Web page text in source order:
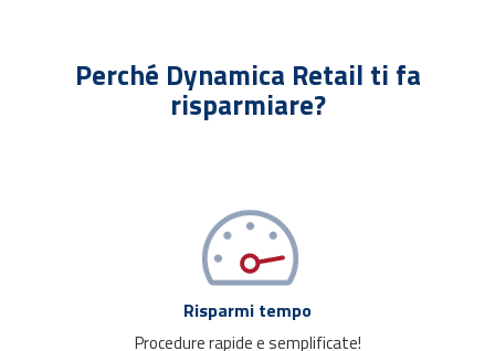
Perché Dynamica Retail ti fa
risparmiare?
Risparmi tempo
Procedure rapide e semplificate!